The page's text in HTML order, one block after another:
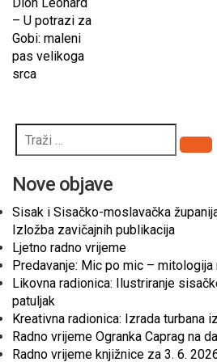
– U potrazi za
Gobi: maleni
pas velikoga
srca
Nove objave
Sisak i Sisačko-moslavačka
Izložba zavičajnih publikacija
Ljetno radno vrijeme
Predavanje: Mic po mic – mitologija
Likovna radionica: Ilustriranje
patuljak
Kreativna radionica: Izrada turbana
Radno vrijeme Ogranka Caprag na
Radno vrijeme knjižnice za 3. 6.